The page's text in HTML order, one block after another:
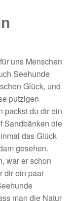
uns Menschen
Seehunde
Glück, und
putzigen
packst du dir ein
Sandbänken die
das Glück
gesehen.
war er schon
dir ein paar
man die Natur